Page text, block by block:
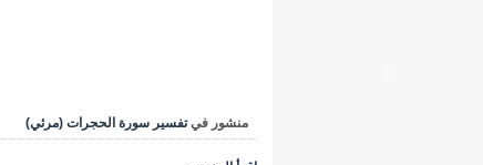
منشور في تفسير سورة الحجرات (مرئي)